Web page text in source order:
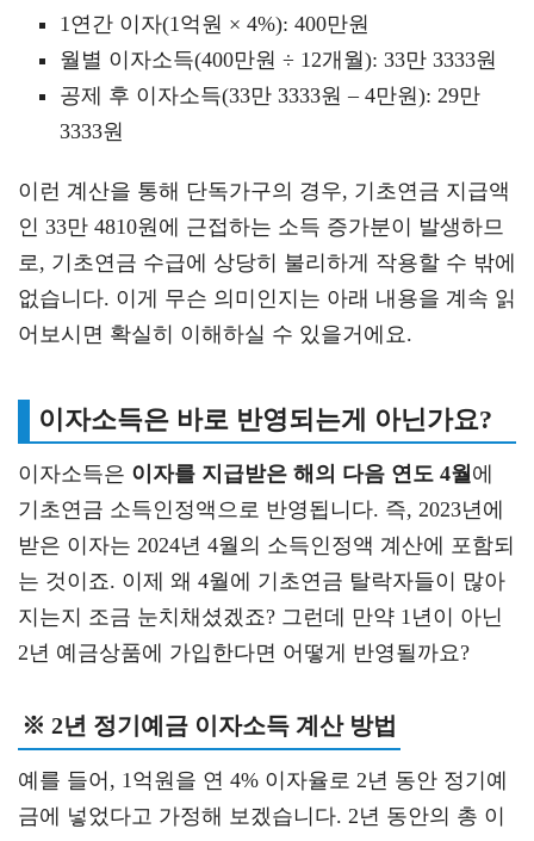
1연간 이자(1억원 × 4%): 400만원
월별 이자소득(400만원 ÷ 12개월): 33만 3333원
공제 후 이자소득(33만 3333원 – 4만원): 29만
3333원
이런 계산을 통해 단독가구의 경우, 기초연금 지급액
인 33만 4810원에 근접하는 소득 증가분이 발생하므
로, 기초연금 수급에 상당히 불리하게 작용할 수 밖에
없습니다. 이게 무슨 의미인지는 아래 내용을 계속 읽
어보시면 확실히 이해하실 수 있을거에요.
이자소득은 바로 반영되는게 아닌가요?
이자소득은 이자를 지급받은 해의 다음 연도 4월 에
기초연금 소득인정액으로 반영됩니다. 즉, 2023년에
받은 이자는 2024년 4월의 소득인정액 계산에 포함되
는 것이죠. 이제 왜 4월에 기초연금 탈락자들이 많아
지는지 조금 눈치채셨겠죠? 그런데 만약 1년이 아닌
2년 예금상품에 가입한다면 어떻게 반영될까요?
※ 2년 정기예금 이자소득 계산 방법
예를 들어, 1억원을 연 4% 이자율로 2년 동안 정기예
금에 넣었다고 가정해 보겠습니다. 2년 동안의 총 이